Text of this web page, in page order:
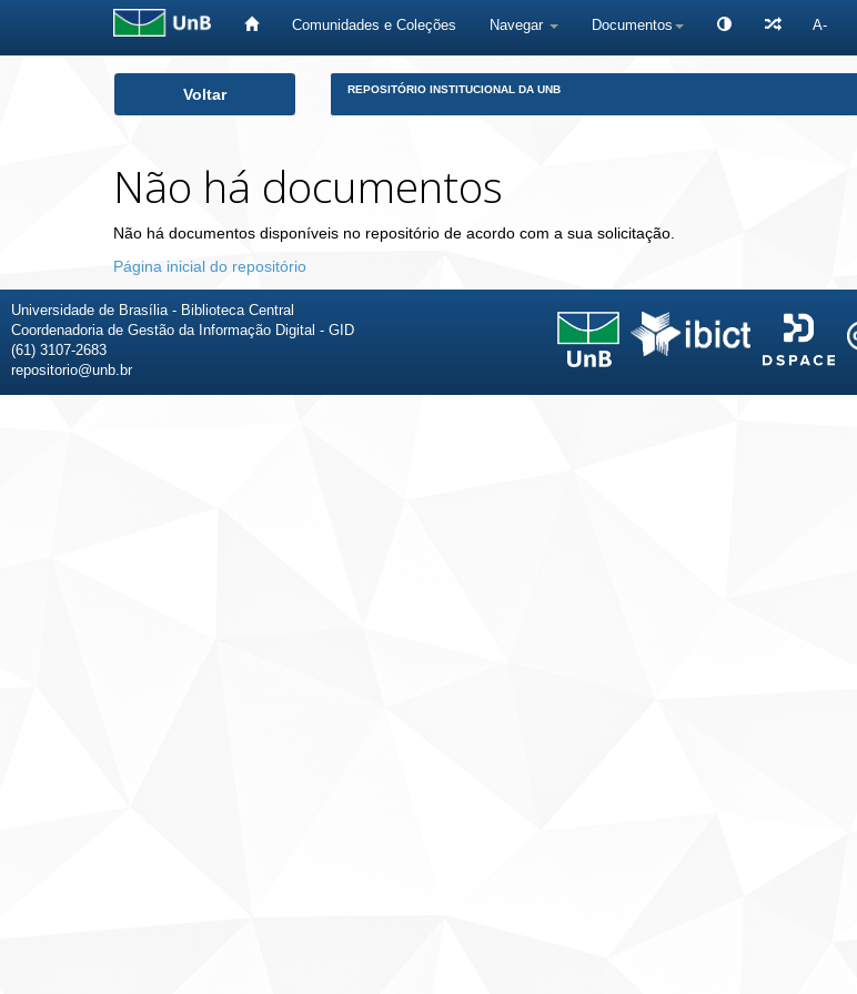
Comunidades e Coleções Navegar Documentos A-
Voltar REPOSITÓRIO INSTITUCIONAL DA UNB
Não há documentos
Não há documentos disponíveis no repositório de acordo com a sua solicitação.
Página inicial do repositório
Universidade de Brasília - Biblioteca Central
Coordenadoria de Gestão da Informação Digital - GID
(61) 3107-2683
repositorio@unb.br